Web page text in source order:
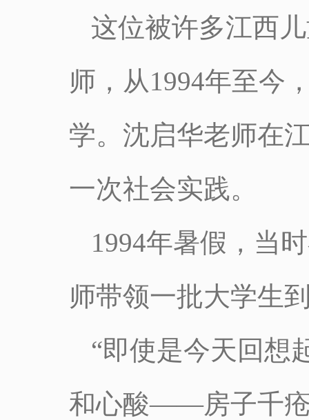
这位被许多江西
师，从1994年至今
学。沈启华老师在
一次社会实践。
1994年暑假，当
师带领一批大学生
“即使是今天回想
和心酸——房子千疮